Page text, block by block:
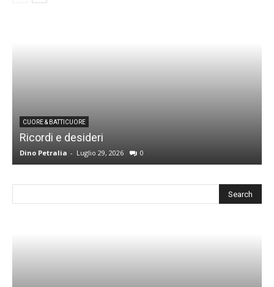
CUORE & BATTICUORE
Ricordi e desideri
Dino Petralia - Luglio 29, 2026 0